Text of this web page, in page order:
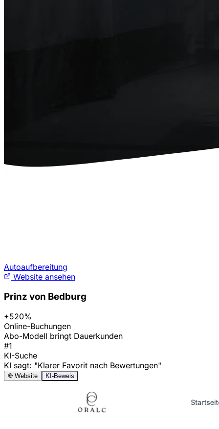
Autoaufbereitung
Website ansehen
Prinz von Bedburg
+520%
Online-Buchungen
Abo-Modell bringt Dauerkunden
#1
KI-Suche
KI sagt: "Klarer Favorit nach Bewertungen"
Website KI-Beweis